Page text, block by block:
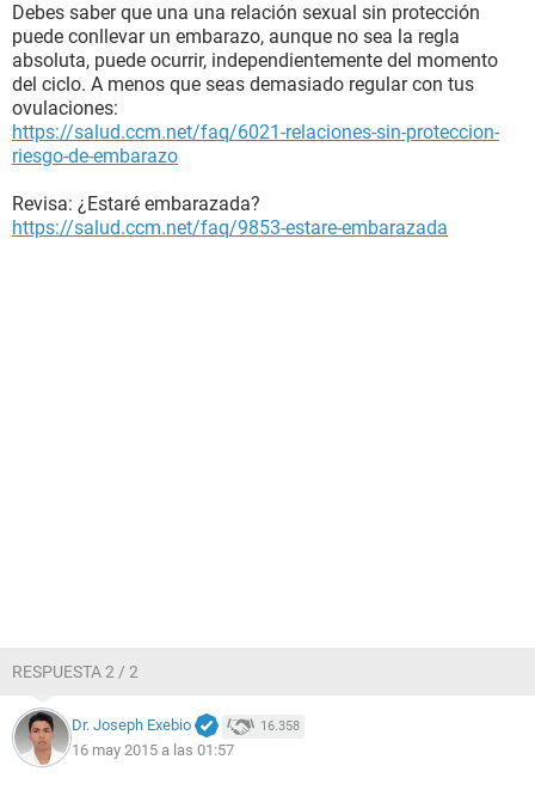
Debes saber que una una relación sexual sin protección
puede conllevar un embarazo, aunque no sea la regla
absoluta, puede ocurrir, independientemente del momento
del ciclo. A menos que seas demasiado regular con tus
ovulaciones:
https://salud.ccm.net/faq/6021-relaciones-sin-proteccion-
riesgo-de-embarazo
Revisa: ¿Estaré embarazada?
https://salud.ccm.net/faq/9853-estare-embarazada
RESPUESTA 2 / 2
Dr. Joseph Exebio 16.358
16 may 2015 a las 01:57